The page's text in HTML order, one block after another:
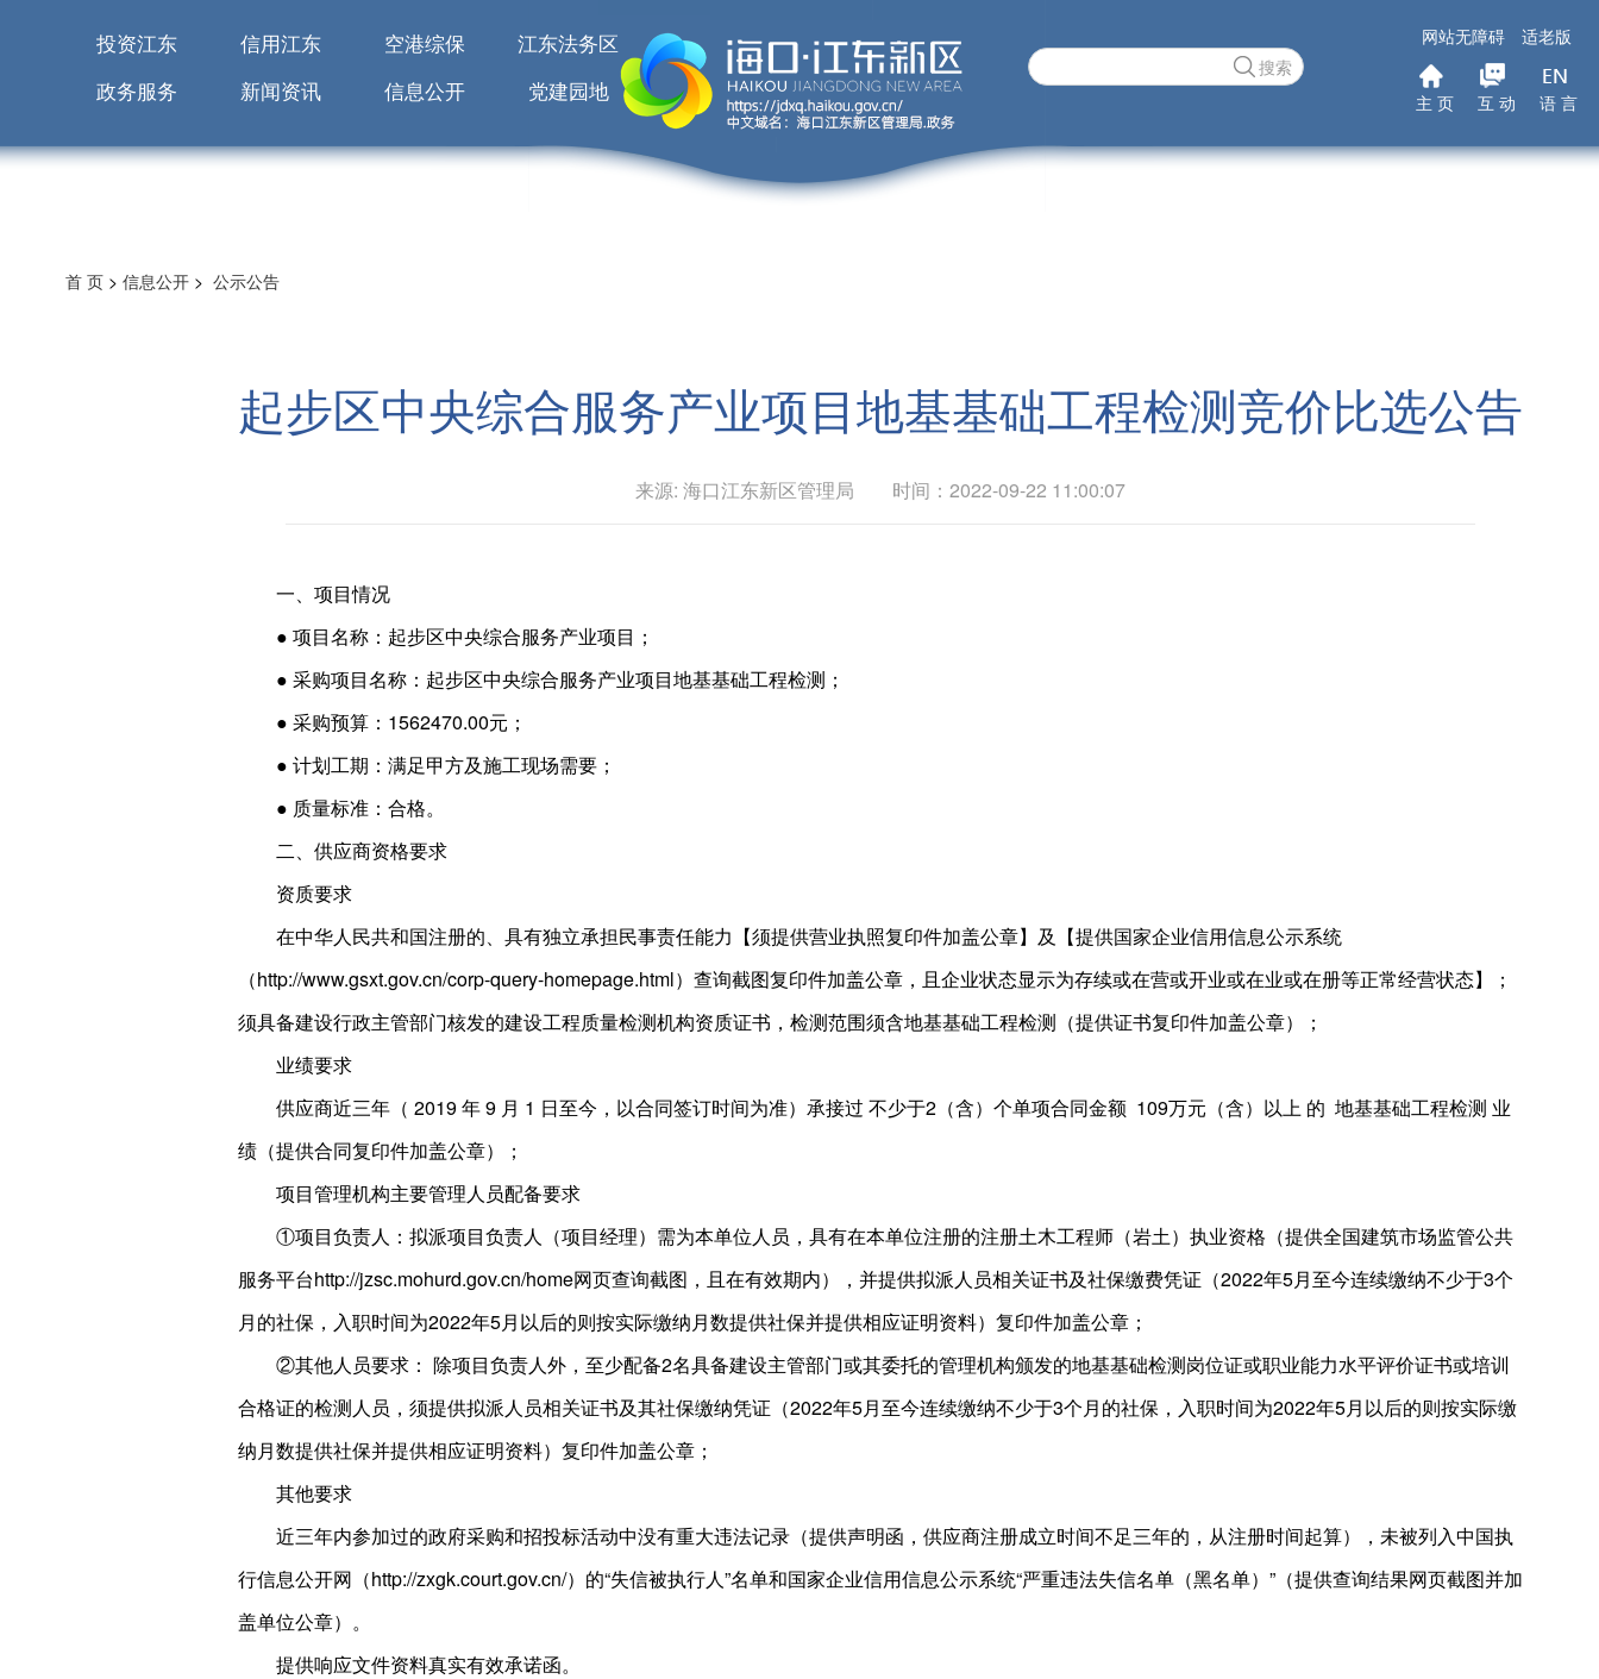
投资江东 信用江东 空港综保
江东法务区
政务服务
新闻资讯 信息公开 党建园地
搜索
网站无障碍 适老版
主 页 互 动 语 言
首 页 > 信息公开 > 公示公告
起步区中央综合服务产业项目地基基础工程检测竞价比选公告
来源: 海口江东新区管理局 时间：2022-09-22 11:00:07
一、项目情况
● 项目名称：起步区中央综合服务产业项目；
● 采购项目名称：起步区中央综合服务产业项目地基基础工程检测；
● 采购预算：1562470.00元；
● 计划工期：满足甲方及施工现场需要；
● 质量标准：合格。
二、供应商资格要求
资质要求
在中华人民共和国注册的、具有独立承担民事责任能力【须提供营业执照复印件加盖公章】及【提供国家企业信用信息公示系统
（http://www.gsxt.gov.cn/corp-query-homepage.html）查询截图复印件加盖公章，且企业状态显示为存续或在营或开业或在业或在册等正常经营状态】；
须具备建设行政主管部门核发的建设工程质量检测机构资质证书，检测范围须含地基基础工程检测（提供证书复印件加盖公章）；
业绩要求
供应商近三年（ 2019 年 9 月 1 日至今，以合同签订时间为准）承接过 不少于2（含）个单项合同金额 109万元（含）以上 的 地基基础工程检测 业
绩（提供合同复印件加盖公章）；
项目管理机构主要管理人员配备要求
①项目负责人：拟派项目负责人（项目经理）需为本单位人员，具有在本单位注册的注册土木工程师（岩土）执业资格（提供全国建筑市场监管公共
服务平台http://jzsc.mohurd.gov.cn/home网页查询截图，且在有效期内），并提供拟派人员相关证书及社保缴费凭证（2022年5月至今连续缴纳不少于3个
月的社保，入职时间为2022年5月以后的则按实际缴纳月数提供社保并提供相应证明资料）复印件加盖公章；
②其他人员要求： 除项目负责人外，至少配备2名具备建设主管部门或其委托的管理机构颁发的地基基础检测岗位证或职业能力水平评价证书或培训
合格证的检测人员，须提供拟派人员相关证书及其社保缴纳凭证（2022年5月至今连续缴纳不少于3个月的社保，入职时间为2022年5月以后的则按实际缴
纳月数提供社保并提供相应证明资料）复印件加盖公章；
其他要求
近三年内参加过的政府采购和招投标活动中没有重大违法记录（提供声明函，供应商注册成立时间不足三年的，从注册时间起算），未被列入中国执
行信息公开网（http://zxgk.court.gov.cn/）的“失信被执行人”名单和国家企业信用信息公示系统“严重违法失信名单（黑名单）”（提供查询结果网页截图并加
盖单位公章）。
提供响应文件资料真实有效承诺函。